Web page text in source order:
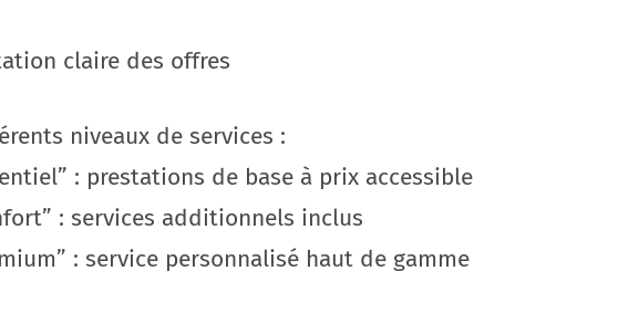
claire des offres
niveaux de services :
: prestations de base à prix accessible
: services additionnels inclus
: service personnalisé haut de gamme